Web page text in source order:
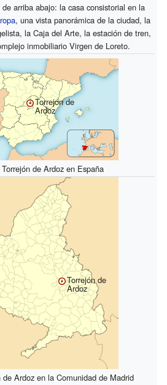
arriba abajo: la casa consistorial en la
, una vista panorámica de la ciudad, la
la Caja del Arte, la estación de tren,
inmobiliario Virgen de Loreto.
Torrejón de
Ardoz
de Ardoz en España
Torrejón de
Ardoz
de Ardoz en la Comunidad de Madrid